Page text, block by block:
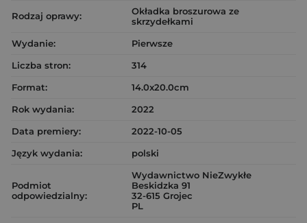
Rodzaj oprawy:
Okładka broszurowa ze
skrzydełkami
Wydanie:
Pierwsze
Liczba stron:
314
Format:
14.0x20.0cm
Rok wydania:
2022
Data premiery:
2022-10-05
Język wydania:
polski
Podmiot
odpowiedzialny:
Wydawnictwo NieZwykłe
Beskidzka 91
32-615 Grojec
PL